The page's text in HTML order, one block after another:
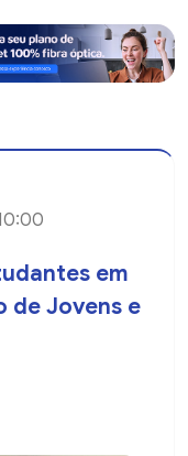
em
de Jovens e